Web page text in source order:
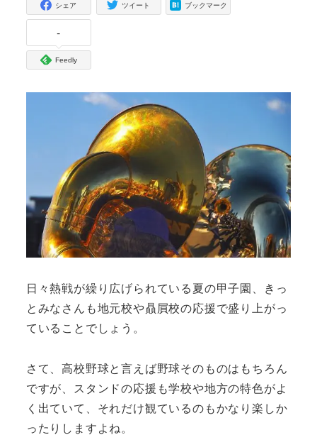
シェア ツイート ブックマーク
-
Feedly
日々熱戦が繰り広げられている夏の甲子園、きっ
とみなさんも地元校や贔屓校の応援で盛り上がっ
ていることでしょう。
さて、高校野球と言えば野球そのものはもちろん
ですが、スタンドの応援も学校や地方の特色がよ
く出ていて、それだけ観ているのもかなり楽しか
ったりしますよね。